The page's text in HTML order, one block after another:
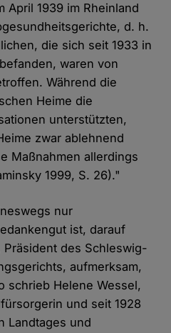
April 1939 im Rheinland
d. h.
die sich seit 1933 in
waren von
Während die
Heime die
unterstützten,
zwar ablehnend
Maßnahmen allerdings
1999, S. 26)."
nur
ist, darauf
des Schleswig-
aufmerksam,
schrieb Helene Wessel,
und seit 1928
Landtages und